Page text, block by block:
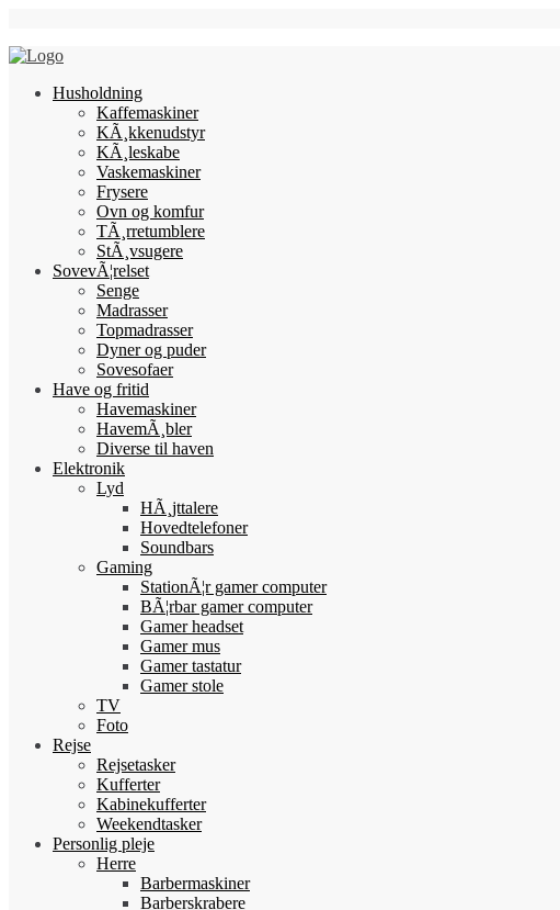
content
Husholdning
Kaffemaskiner
KÃ¸kkenudstyr
KÃ¸leskabe
Vaskemaskiner
Frysere
Ovn og komfur
TÃ¸rretumblere
StÃ¸vsugere
SovevÃ¦relset
Senge
Madrasser
Topmadrasser
Dyner og puder
Sovesofaer
Have og fritid
Havemaskiner
HavemÃ¸bler
Diverse til haven
Elektronik
Lyd
HÃ¸jttalere
Hovedtelefoner
Soundbars
Gaming
StationÃ¦r gamer computer
BÃ¦rbar gamer computer
Gamer headset
Gamer mus
Gamer tastatur
Gamer stole
TV
Foto
Rejse
Rejsetasker
Kufferter
Kabinekufferter
Weekendtasker
Personlig pleje
Herre
Barbermaskiner
Barberskrabere